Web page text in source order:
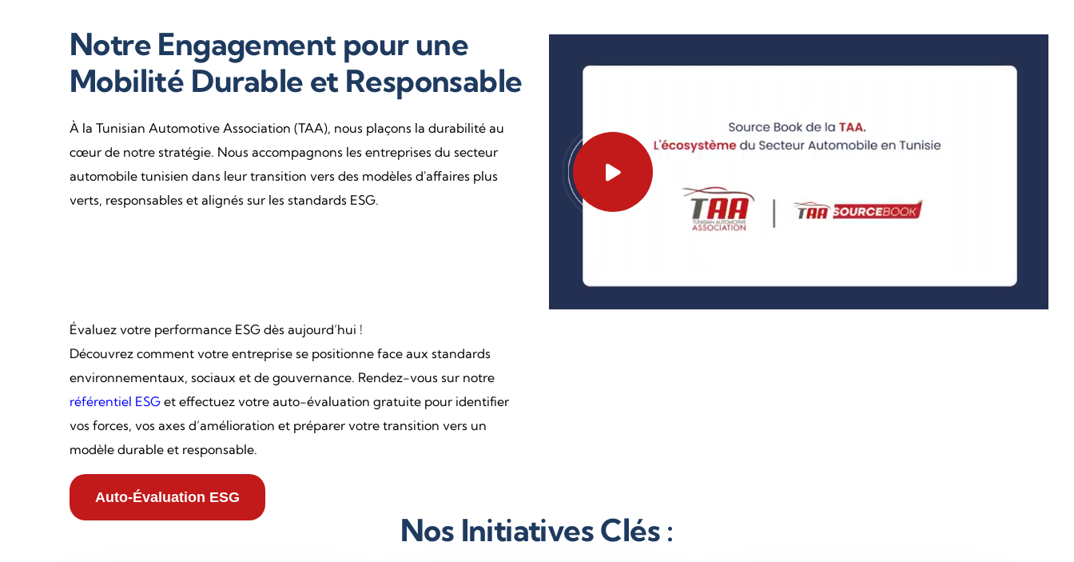
Notre Engagement pour une
Mobilité Durable et Responsable
À la Tunisian Automotive Association (TAA), nous plaçons la durabilité au
cœur de notre stratégie. Nous accompagnons les entreprises du secteur
automobile tunisien dans leur transition vers des modèles d'affaires plus
verts, responsables et alignés sur les standards ESG.
Évaluez votre performance ESG dès aujourd’hui !
Découvrez comment votre entreprise se positionne face aux standards
environnementaux, sociaux et de gouvernance. Rendez-vous sur notre
référentiel ESG et effectuez votre auto-évaluation gratuite pour identifier
vos forces, vos axes d’amélioration et préparer votre transition vers un
modèle durable et responsable.
Auto-Évaluation ESG
Nos Initiatives Clés :